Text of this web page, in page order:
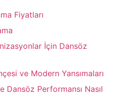
Fiyatları
İçin Dansöz
ve Modern Yansımaları
Dansöz Performansı Nasıl